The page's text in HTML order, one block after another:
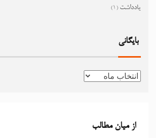
یادداشت (1)
بایگانی
از میان مطالب